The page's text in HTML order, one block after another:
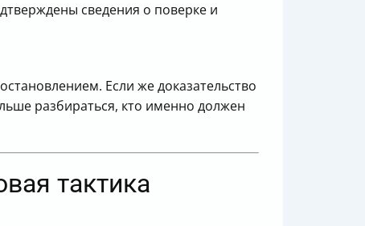
сведения о поверке и
Если же доказательство
разбираться, кто именно должен
тактика